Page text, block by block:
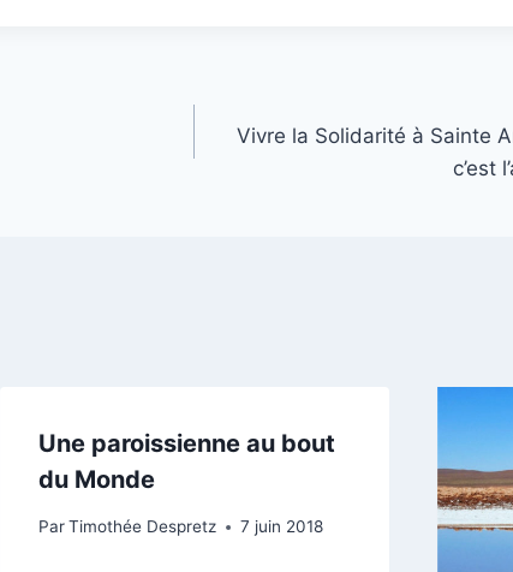
Vivre la Solidarité à Sainte
c’est
Une paroissienne au bout
du Monde
Par Timothée Despretz 7 juin 2018